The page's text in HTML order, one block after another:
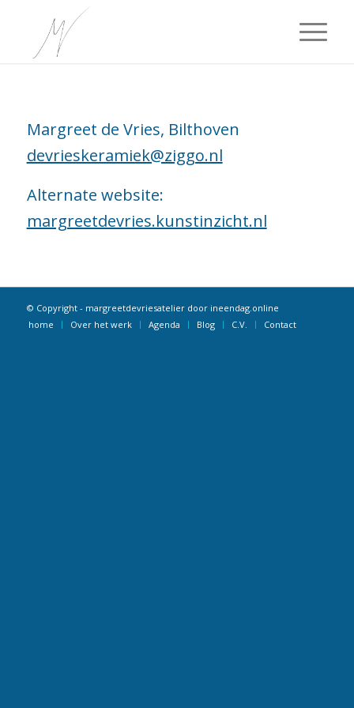
Margreet de Vries, Bilthoven
devrieskeramiek@ziggo.nl
Alternate website:
margreetdevries.kunstinzicht.nl
© Copyright - margreetdevriesatelierdoor ineendag.online
home
Over het werk Agenda Blog C.V. Contact